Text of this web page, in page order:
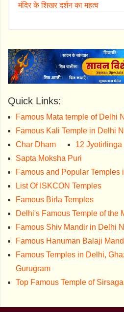
मंदिर के शिखर दर्शन का महत्व
Quick Links:
Famous Mata temple of Delhi
Famous Kali Temple in Delhi
Char Dham
12 Jyotirlinga
Sapta Moksha Puri
Famous and Popular Temples
List Of ISKCON Temples
Famous Birla Temples
Delhi's Famous Temple of the
Famous Shiv Mandir in Delhi
Famous Hanuman Balaji
Famous Temples in Delhi,
Gurugram
Top Famous Temple of